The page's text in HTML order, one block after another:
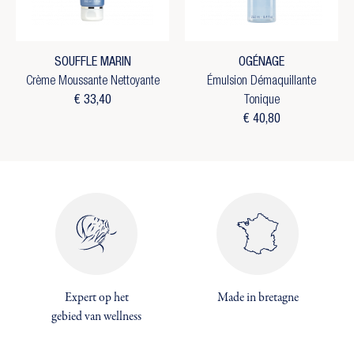
Maak een verlanglijst
((modalTitle))
Inloggen
SOUFFLE MARIN
Crème Moussante Nettoyante
€ 33,40
OGÉNAGE
Émulsion Démaquillante
Tonique
€ 40,80
Expert op het
gebied van wellness
Made in bretagne